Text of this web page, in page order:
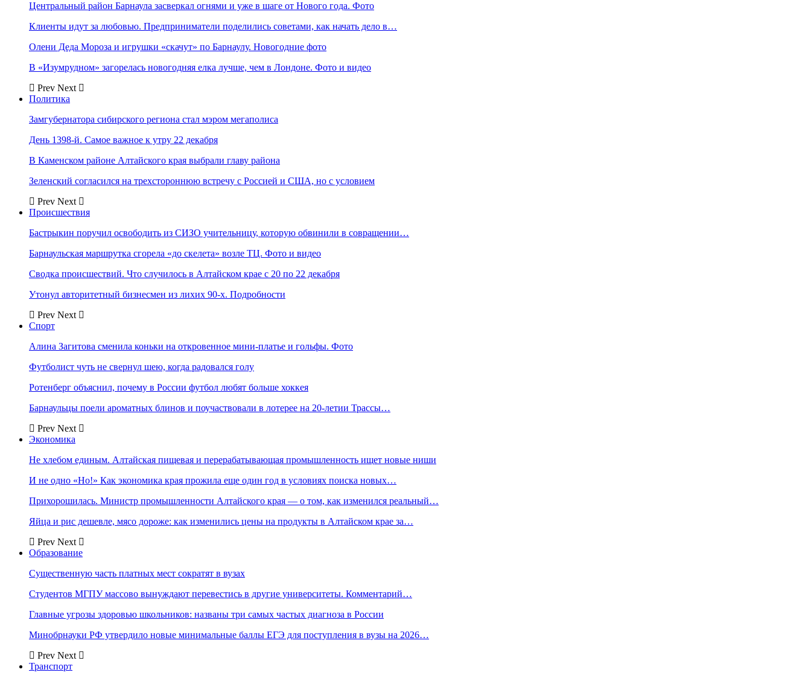
Центральный район Барнаула засверкал огнями и уже в шаге от Нового года. Фото
Клиенты идут за любовью. Предприниматели поделились советами, как начать дело в…
Олени Деда Мороза и игрушки «скачут» по Барнаулу. Новогодние фото
В «Изумрудном» загорелась новогодняя елка лучше, чем в Лондоне. Фото и видео
Prev Next
Политика
Замгубернатора сибирского региона стал мэром мегаполиса
День 1398-й. Самое важное к утру 22 декабря
В Каменском районе Алтайского края выбрали главу района
Зеленский согласился на трехстороннюю встречу с Россией и США, но с условием
Prev Next
Происшествия
Бастрыкин поручил освободить из СИЗО учительницу, которую обвинили в совращении…
Барнаульская маршрутка сгорела «до скелета» возле ТЦ. Фото и видео
Сводка происшествий. Что случилось в Алтайском крае с 20 по 22 декабря
Утонул авторитетный бизнесмен из лихих 90-х. Подробности
Prev Next
Спорт
Алина Загитова сменила коньки на откровенное мини-платье и гольфы. Фото
Футболист чуть не свернул шею, когда радовался голу
Ротенберг объяснил, почему в России футбол любят больше хоккея
Барнаульцы поели ароматных блинов и поучаствовали в лотерее на 20-летии Трассы…
Prev Next
Экономика
Не хлебом единым. Алтайская пищевая и перерабатывающая промышленность ищет новые ниши
И не одно «Но!» Как экономика края прожила еще один год в условиях поиска новых…
Прихорошилась. Министр промышленности Алтайского края — о том, как изменился реальный…
Яйца и рис дешевле, мясо дороже: как изменились цены на продукты в Алтайском крае за…
Prev Next
Образование
Существенную часть платных мест сократят в вузах
Студентов МГПУ массово вынуждают перевестись в другие университеты. Комментарий…
Главные угрозы здоровью школьников: названы три самых частых диагноза в России
Минобрнауки РФ утвердило новые минимальные баллы ЕГЭ для поступления в вузы на 2026…
Prev Next
Транспорт